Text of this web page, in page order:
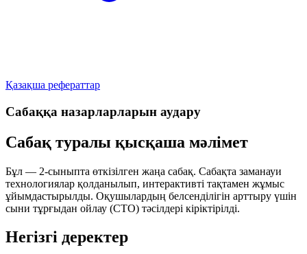
Қазақша рефераттар
Сабаққа назарларларын аудару
Сабақ туралы қысқаша мәлімет
Бұл — 2-сыныпта өткізілген жаңа сабақ. Сабақта заманауи
технологиялар қолданылып, интерактивті тақтамен жұмыс
ұйымдастырылды. Оқушылардың белсенділігін арттыру үшін
сыни тұрғыдан ойлау (СТО) тәсілдері кіріктірілді.
Негізгі деректер